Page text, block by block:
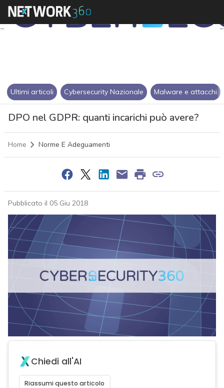
Ultimi articoli Cybersecurity Nazionale Malware e attacchi
DPO nel GDPR: quanti incarichi può avere?
Home Norme E Adeguamenti
Pubblicato il 05 Giu 2018
Chiedi all'AI
Riassumi questo articolo